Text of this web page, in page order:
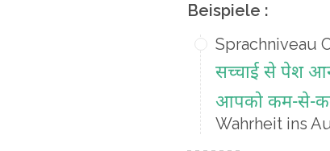
Beispiele :
Sprachniveau
सच्चाई से पेश
आपको कम-से-
Wahrheit ins